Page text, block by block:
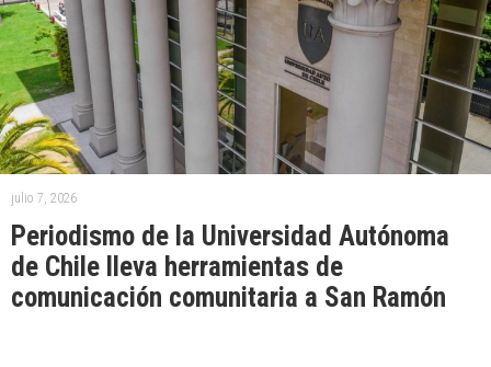
julio 7, 2026
Periodismo de la Universidad Autónoma
de Chile lleva herramientas de
comunicación comunitaria a San Ramón